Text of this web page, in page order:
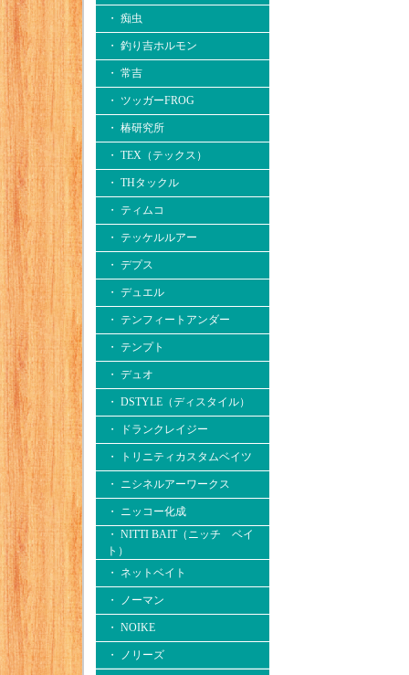
・ 痴虫
・ 釣り吉ホルモン
・ 常吉
・ ツッガーFROG
・ 椿研究所
・ TEX（テックス）
・ THタックル
・ ティムコ
・ テッケルルアー
・ デプス
・ デュエル
・ テンフィートアンダー
・ テンプト
・ デュオ
・ DSTYLE（ディスタイル）
・ ドランクレイジー
・ トリニティカスタムベイツ
・ ニシネルアーワークス
・ ニッコー化成
・ NITTI BAIT（ニッチ ベイ
ト）
・ ネットベイト
・ ノーマン
・ NOIKE
・ ノリーズ